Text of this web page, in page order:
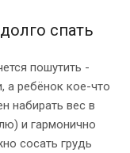
спать
пошутить -
а ребёнок кое-что
набирать вес в
и гармонично
сосать грудь